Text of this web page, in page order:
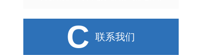
C 联系我们